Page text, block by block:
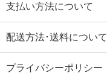
支払い方法について
配送方法･送料について
プライバシーポリシー